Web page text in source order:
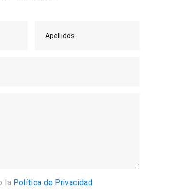
Apellidos
la Política de Privacidad